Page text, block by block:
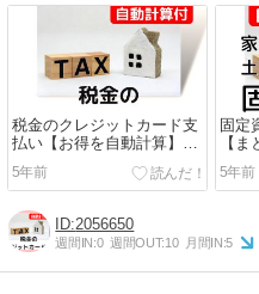
税金のクレジットカード支
払い【お得を自動計算】還
元ポイントと手数料からチ
ェック
5年前
固定
【
と土
5年前
2056650
週間IN:0 週間OUT:10 月間IN:5